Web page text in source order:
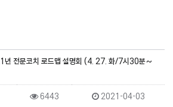
전문코치 로드맵 설명회 (4. 27. 화/7시30분~
6443 2021-04-03